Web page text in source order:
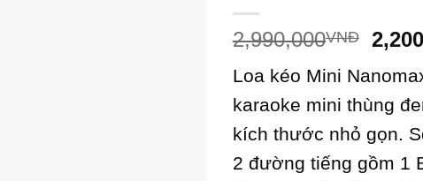
2,990,000VNĐ
Giá
là:
Loa kéo Mini
karaoke mini thùng
kích thước nhỏ gọn.
2 đường tiếng gồm 1